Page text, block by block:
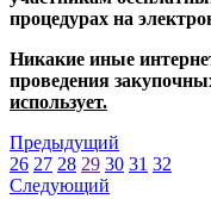
процедурах на
Никакие иные
проведения
использует.
Предыдущий
26 27 28 29 30 31 32
Следующий